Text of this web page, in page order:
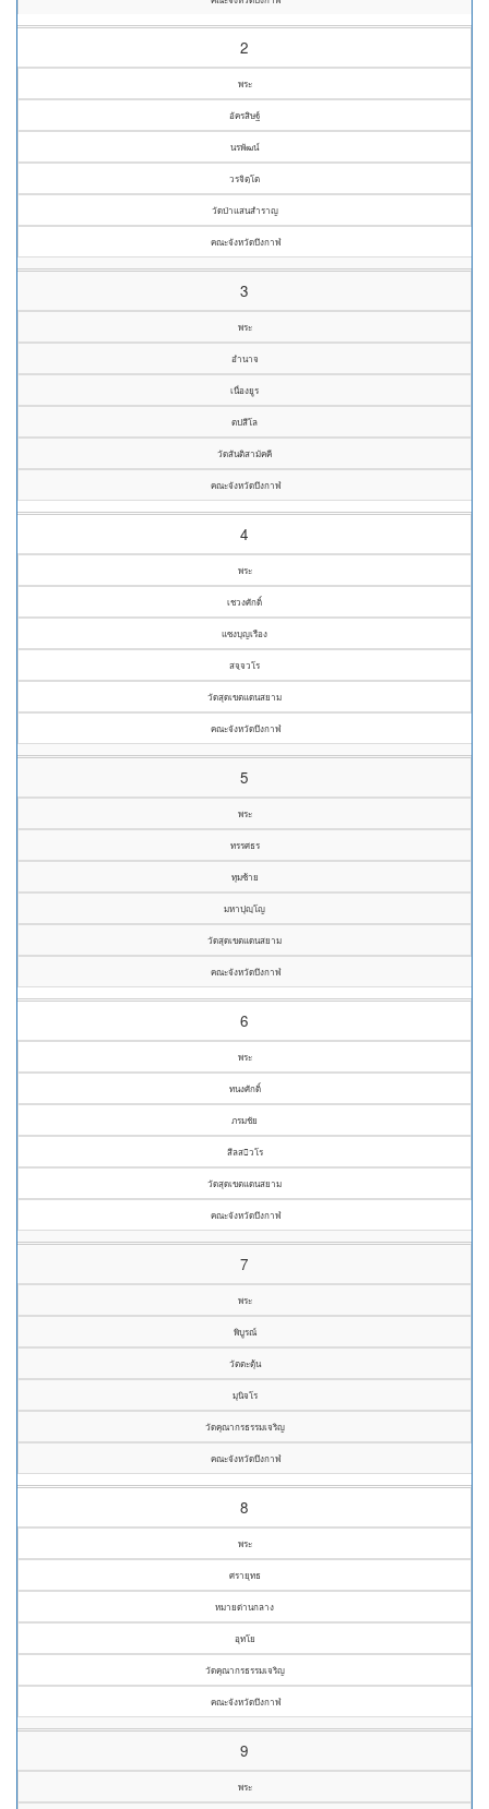
2
พระ
อัครสิษฐ์
นรพัฒน์
วรจิตฺโต
วัดป่าแสนสำราญ
คณะจังหวัดบึงกาฬ
3
พระ
อำนาจ
เนื่องยูร
ตปสีโล
วัดสันติสามัคคี
คณะจังหวัดบึงกาฬ
4
พระ
เชวงศักดิ์
แซงบุญเรือง
สจฺจวโร
วัดสุดเขตแดนสยาม
คณะจังหวัดบึงกาฬ
5
พระ
ทรรศธร
ทุมซ้าย
มหาปุญฺโญ
วัดสุดเขตแดนสยาม
คณะจังหวัดบึงกาฬ
6
พระ
ทนงศักดิ์
ภรมชัย
สีลสวโร
วัดสุดเขตแดนสยาม
คณะจังหวัดบึงกาฬ
7
พระ
พิบูรณ์
วัตตะตุ้น
มุนิจโร
วัดคุณากรธรรมเจริญ
คณะจังหวัดบึงกาฬ
8
พระ
ศรายุทธ
หมายด่านกลาง
อุทโย
วัดคุณากรธรรมเจริญ
คณะจังหวัดบึงกาฬ
9
พระ